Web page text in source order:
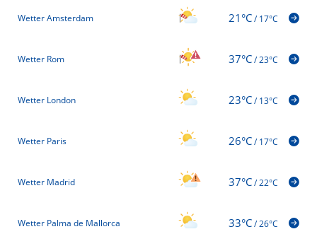
Wetter Amsterdam 21°C/17°C
Wetter Rom 37°C/23°C
Wetter London 23°C/13°C
Wetter Paris 26°C/17°C
Wetter Madrid 37°C/22°C
Wetter Palma de Mallorca 33°C/26°C